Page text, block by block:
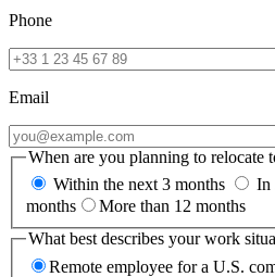
Phone
Email
When are you planning to relocate
Within the next 3 months
In
months
More than 12 months
What best describes your work
Remote employee for a U.S.